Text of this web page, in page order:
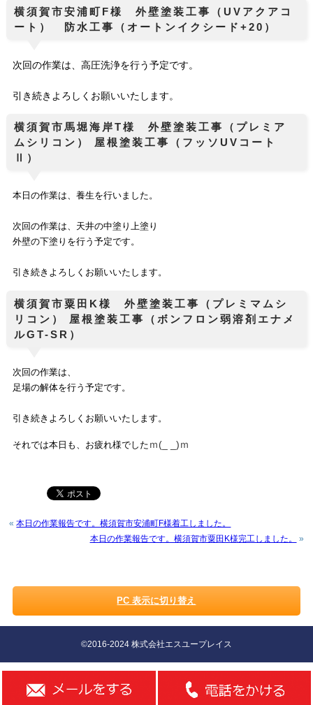
横須賀市安浦町F様 外壁塗装工事（UVアクアコ
ート） 防水工事（オートンイクシード+20）
次回の作業は、高圧洗浄を行う予定です。
引き続きよろしくお願いいたします。
横須賀市馬堀海岸T様 外壁塗装工事（プレミア
ムシリコン） 屋根塗装工事（フッソUVコート
Ⅱ）
本日の作業は、養生を行いました。
次回の作業は、天井の中塗り上塗り
外壁の下塗りを行う予定です。
引き続きよろしくお願いいたします。
横須賀市粟田K様 外壁塗装工事（プレミマムシ
リコン） 屋根塗装工事（ボンフロン弱溶剤エナメ
ルGT-SR）
次回の作業は、
足場の解体を行う予定です。
引き続きよろしくお願いいたします。
それでは本日も、お疲れ様でした ｍ(_ _)ｍ
«本日の作業報告です。横須賀市安浦町F様着工しました。
本日の作業報告です。横須賀市粟田K様完工しました。
»
PC 表示に切り替え
©2016-2024 株式会社エスユープレイス